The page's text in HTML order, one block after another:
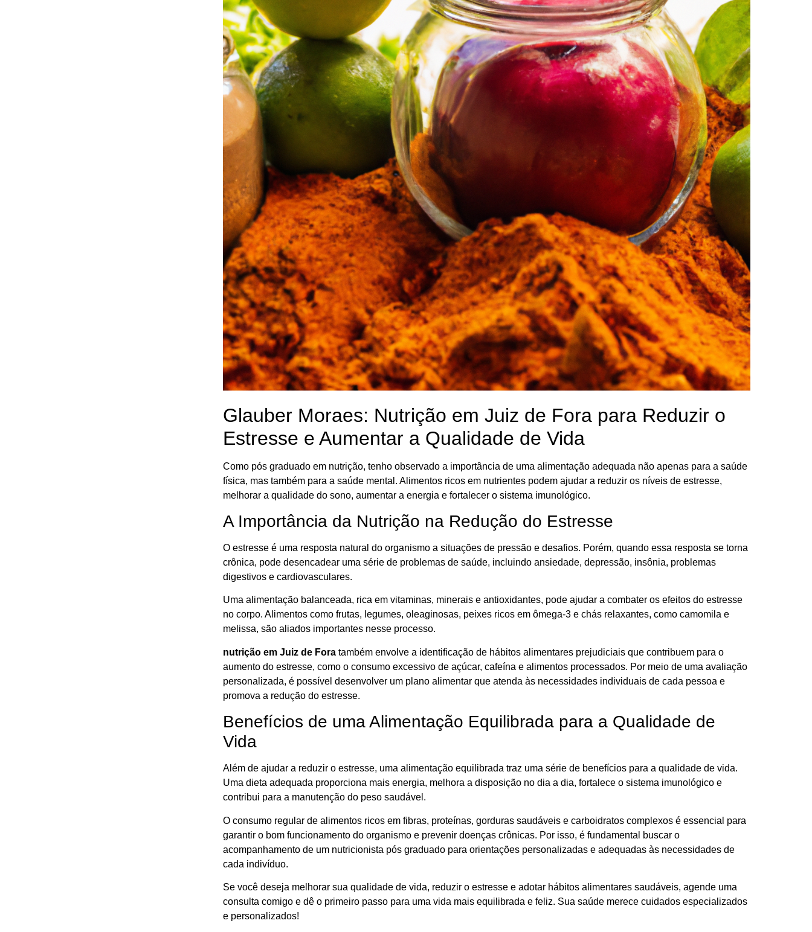
Glauber Moraes: Nutrição em Juiz de Fora para Reduzir o
Estresse e Aumentar a Qualidade de Vida
Como pós graduado em nutrição, tenho observado a importância de uma alimentação adequada não apenas para a saúde
física, mas também para a saúde mental. Alimentos ricos em nutrientes podem ajudar a reduzir os níveis de estresse,
melhorar a qualidade do sono, aumentar a energia e fortalecer o sistema imunológico.
A Importância da Nutrição na Redução do Estresse
O estresse é uma resposta natural do organismo a situações de pressão e desafios. Porém, quando essa resposta se torna
crônica, pode desencadear uma série de problemas de saúde, incluindo ansiedade, depressão, insônia, problemas
digestivos e cardiovasculares.
Uma alimentação balanceada, rica em vitaminas, minerais e antioxidantes, pode ajudar a combater os efeitos do estresse
no corpo. Alimentos como frutas, legumes, oleaginosas, peixes ricos em ômega-3 e chás relaxantes, como camomila e
melissa, são aliados importantes nesse processo.
nutrição em Juiz de Foratambém envolve a identificação de hábitos alimentares prejudiciais que contribuem para o
aumento do estresse, como o consumo excessivo de açúcar, cafeína e alimentos processados. Por meio de uma avaliação
personalizada, é possível desenvolver um plano alimentar que atenda às necessidades individuais de cada pessoa e
promova a redução do estresse.
Benefícios de uma Alimentação Equilibrada para a Qualidade de
Vida
Além de ajudar a reduzir o estresse, uma alimentação equilibrada traz uma série de benefícios para a qualidade de vida.
Uma dieta adequada proporciona mais energia, melhora a disposição no dia a dia, fortalece o sistema imunológico e
contribui para a manutenção do peso saudável.
O consumo regular de alimentos ricos em fibras, proteínas, gorduras saudáveis e carboidratos complexos é essencial para
garantir o bom funcionamento do organismo e prevenir doenças crônicas. Por isso, é fundamental buscar o
acompanhamento de um nutricionista pós graduado para orientações personalizadas e adequadas às necessidades de
cada indivíduo.
Se você deseja melhorar sua qualidade de vida, reduzir o estresse e adotar hábitos alimentares saudáveis, agende uma
consulta comigo e dê o primeiro passo para uma vida mais equilibrada e feliz. Sua saúde merece cuidados especializados
e personalizados!